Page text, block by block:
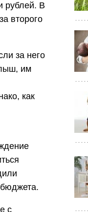
рублей. В
второго
за него
им
как
с